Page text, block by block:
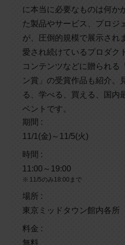
に本当に必要なものは何か
た製品やサービス、プロジ
が、圧倒的規模で展示され
愛され続けているプロダク
コンテンツなどに贈られる
ン賞」の受賞作品も紹介。
る、学べる、買える、国内
ベントです。
期間 :
11/1(金)～11/5(火)
時間 :
11:00～19:00
11/5のみ18:00まで
場所 :
東京ミッドタウン館内各所
料金 :
無料